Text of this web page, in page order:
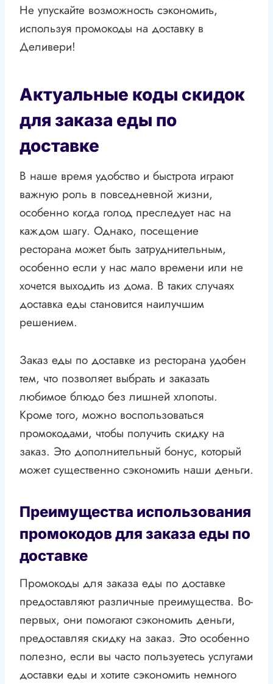
Не упускайте возможность сэкономить,
используя промокоды на доставку в
Деливери!
Актуальные коды скидок
для заказа еды по
доставке
В наше время удобство и быстрота играют
важную роль в повседневной жизни,
особенно когда голод преследует нас на
каждом шагу. Однако, посещение
ресторана может быть затруднительным,
особенно если у нас мало времени или не
хочется выходить из дома. В таких случаях
доставка еды становится наилучшим
решением.
Заказ еды по доставке из ресторана удобен
тем, что позволяет выбрать и заказать
любимое блюдо без лишней хлопоты.
Кроме того, можно воспользоваться
промокодами, чтобы получить скидку на
заказ. Это дополнительный бонус, который
может существенно сэкономить наши деньги.
Преимущества использования
промокодов для заказа еды по
доставке
Промокоды для заказа еды по доставке
предоставляют различные преимущества. Во-
первых, они помогают сэкономить деньги,
предоставляя скидку на заказ. Это особенно
полезно, если вы часто пользуетесь услугами
доставки еды и хотите сэкономить немного